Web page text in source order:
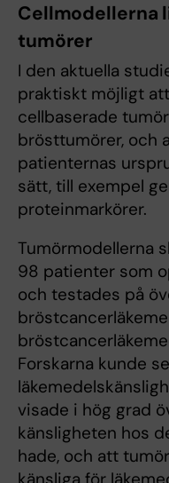
Cellmodellerna
tumörer
I den aktuella
praktiskt möjligt
cellbaserade
brösttumörer, och
patienternas
sätt, till exempel
proteinmarkörer.
Tumörmodellerna
98 patienter som
och testades på
Forskarna kunde
visade i hög grad
känsligheten hos
hade, och att